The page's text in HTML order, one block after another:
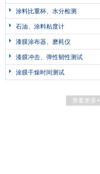
涂料比重杯、水分检测
石油、涂料粘度计
漆膜涂布器、磨耗仪
漆膜冲击、弹性韧性测试
涂膜干燥时间测试
查看更多+